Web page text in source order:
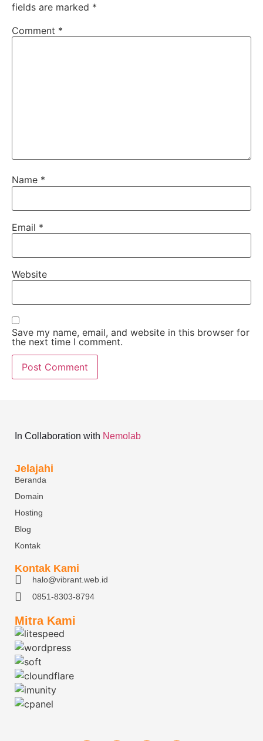
fields are marked *
Comment *
Name *
Email *
Website
Save my name, email, and website in this browser for
the next time I comment.
In Collaboration with Nemolab
Jelajahi
Beranda
Domain
Hosting
Blog
Kontak
Kontak Kami
halo@vibrant.web.id
0851-8303-8794
Mitra Kami